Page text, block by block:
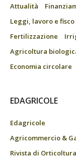
Attualità
Leggi, lavoro e fisco
Fertilizzazione
Agricoltura
Economia circolare
EDAGRICOLE
Edagricole
Agricommercio &
Rivista di